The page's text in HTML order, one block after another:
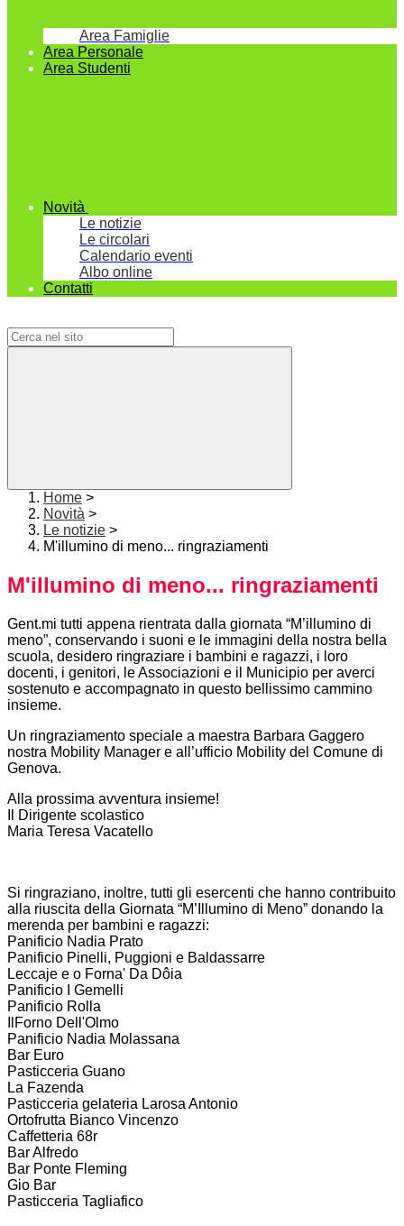
Area Famiglie
Area Personale
Area Studenti
Novità
Le notizie
Le circolari
Calendario eventi
Albo online
Contatti
Home >
Novità >
Le notizie >
M'illumino di meno... ringraziamenti
M'illumino di meno... ringraziamenti
Gent.mi tutti appena rientrata dalla giornata “M’illumino di
meno”, conservando i suoni e le immagini della nostra bella
scuola, desidero ringraziare i bambini e ragazzi, i loro
docenti, i genitori, le Associazioni e il Municipio per averci
sostenuto e accompagnato in questo bellissimo cammino
insieme.
Un ringraziamento speciale a maestra Barbara Gaggero
nostra Mobility Manager e all’ufficio Mobility del Comune di
Genova.
Alla prossima avventura insieme!
Il Dirigente scolastico
Maria Teresa Vacatello
Si ringraziano, inoltre, tutti gli esercenti che hanno contribuito
alla riuscita della Giornata “M’Illumino di Meno” donando la
merenda per bambini e ragazzi:
Panificio Nadia Prato
Panificio Pinelli, Puggioni e Baldassarre
Leccaje e o Forna' Da Dôia
Panificio I Gemelli
Panificio Rolla
IlForno Dell'Olmo
Panificio Nadia Molassana
Bar Euro
Pasticceria Guano
La Fazenda
Pasticceria gelateria Larosa Antonio
Ortofrutta Bianco Vincenzo
Caffetteria 68r
Bar Alfredo
Bar Ponte Fleming
Gio Bar
Pasticceria Tagliafico